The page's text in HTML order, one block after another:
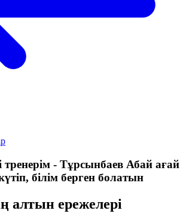
тренерім - Тұрсынбаев Абай ағай
білім берген болатын
алтын ережелері